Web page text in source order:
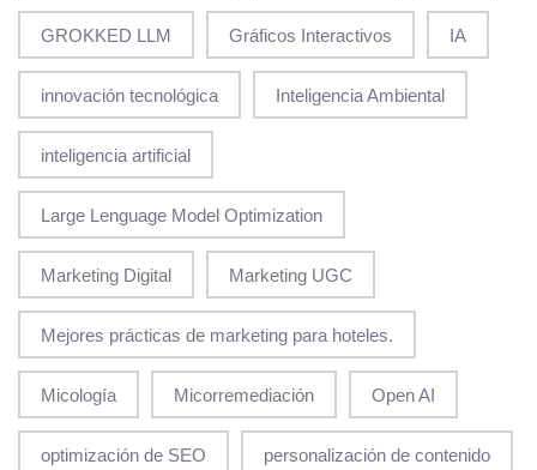
GROKKED LLM Gráficos Interactivos IA
innovación tecnológica Inteligencia Ambiental
inteligencia artificial
Large Lenguage Model Optimization
Marketing Digital Marketing UGC
Mejores prácticas de marketing para hoteles.
Micología Micorremediación Open AI
optimización de SEO personalización de contenido